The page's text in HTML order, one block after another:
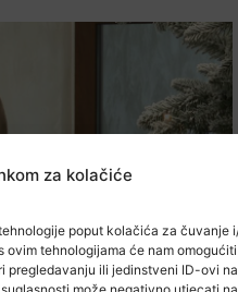
za kolačiće
poput kolačića za čuvanje
ovim tehnologijama će nam
pregledavanju ili jedinstveni ID-ovi na